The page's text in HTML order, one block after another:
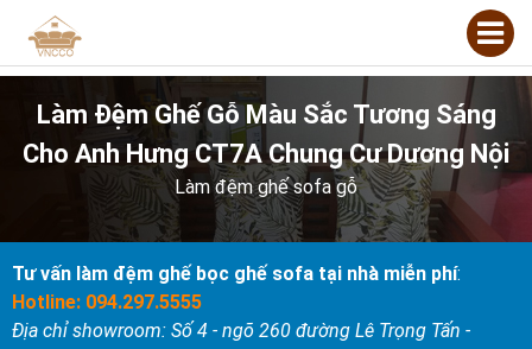
Làm Đệm Ghế Gỗ Màu Sắc Tương Sáng
Cho Anh Hưng CT7A Chung Cư Dương Nội
Làm đệm ghế sofa gỗ
Tư vấn làm đệm ghế bọc ghế sofa tại nhà miễn phí:
Hotline: 094.297.5555
Địa chỉ showroom: Số 4 - ngõ 260 đường Lê Trọng Tấn -